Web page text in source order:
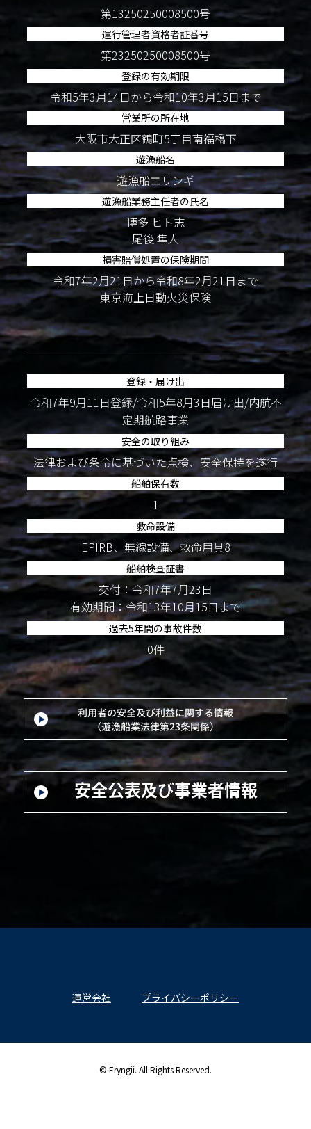
第13250250008500号
運行管理者資格者証番号
第23250250008500号
登録の有効期限
令和5年3月14日から令和10年3月15日まで
営業所の所在地
大阪市大正区鶴町5丁目南福橋下
遊漁船名
遊漁船エリンギ
遊漁船業務主任者の氏名
博多 ヒト志
尾後 隼人
損害賠償処置の保険期間
令和7年2月21日から令和8年2月21日まで
東京海上日動火災保険
登録・届け出
令和7年9月11日登録/令和5年8月3日届け出/内航不
定期航路事業
安全の取り組み
法律および条令に基づいた点検、安全保持を遂行
船舶保有数
1
救命設備
EPIRB、無線設備、救命用具8
船舶検査証書
交付：令和7年7月23日
有効期間：令和13年10月15日まで
過去5年間の事故件数
0件
運営会社 プライバシーポリシー
© Eryngii. All Rights Reserved.